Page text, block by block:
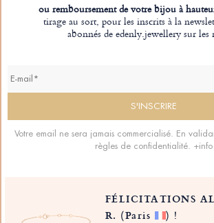
ou remboursement de votre bijou à
tirage au sort, pour les inscrits à la
abonnés de edenly.jewellery sur les
Votre email ne sera jamais commercialisé. En
règles de confidentialité. +info
FÉLICITATIONS
R. (Paris ) !